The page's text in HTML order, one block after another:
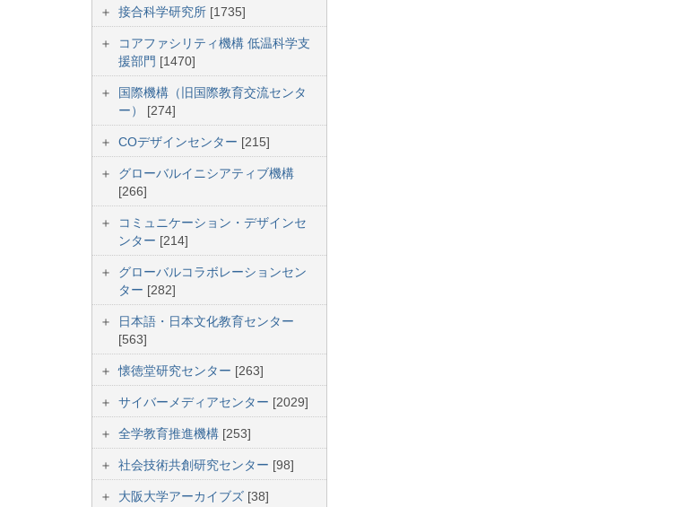
接合科学研究所 [1735]
コアファシリティ機構 低温科学支
援部門 [1470]
国際機構（旧国際教育交流センタ
ー） [274]
COデザインセンター [215]
グローバルイニシアティブ機構
[266]
コミュニケーション・デザインセ
ンター [214]
グローバルコラボレーションセン
ター [282]
日本語・日本文化教育センター
[563]
懐徳堂研究センター [263]
サイバーメディアセンター [2029]
全学教育推進機構 [253]
社会技術共創研究センター [98]
大阪大学アーカイブズ [38]